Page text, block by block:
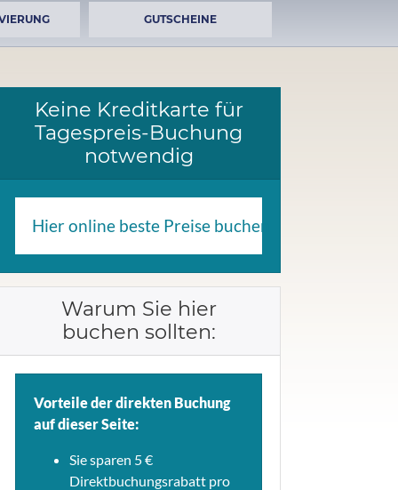
GUTSCHEINE
Keine Kreditkarte für
Tagespreis-Buchung
notwendig
Hier online beste Preise buchen
Warum Sie hier
buchen sollten:
Vorteile der direkten Buchung
auf dieser Seite:
Sie sparen 5 €
Direktbuchungsrabatt pro